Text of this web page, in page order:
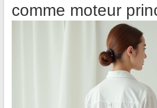
comme moteur